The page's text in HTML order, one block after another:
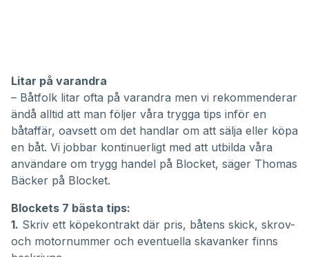
Litar på varandra
– Båtfolk litar ofta på varandra men vi rekommenderar
ändå alltid att man följer våra trygga tips inför en
båtaffär, oavsett om det handlar om att sälja eller köpa
en båt. Vi jobbar kontinuerligt med att utbilda våra
användare om trygg handel på Blocket, säger Thomas
Bäcker på Blocket.
Blockets 7 bästa tips:
1. Skriv ett köpekontrakt där pris, båtens skick, skrov-
och motornummer och eventuella skavanker finns